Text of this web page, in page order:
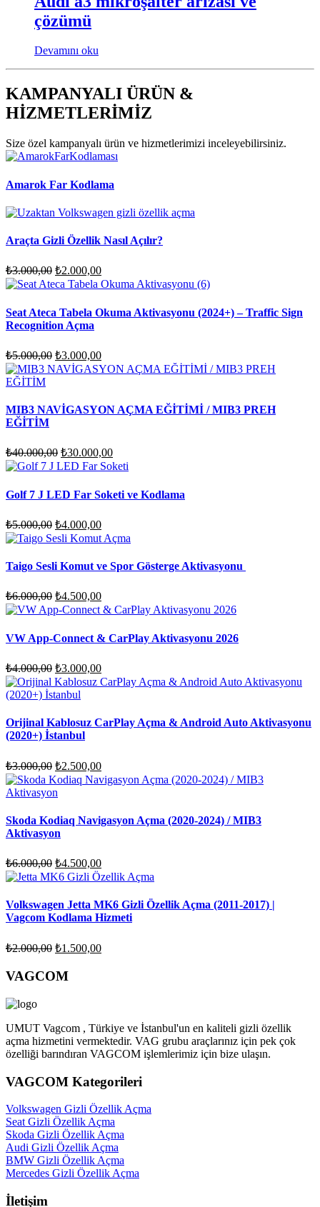
çözümü
Devamını oku
KAMPANYALI ÜRÜN &
HİZMETLERİMİZ
Size özel kampanyalı ürün ve hizmetlerimizi inceleyebilirsiniz.
Amarok Far Kodlama
Araçta Gizli Özellik Nasıl Açılır?
₺3.000,00 Orijinal
fiyat:
₺2.000,00Şu
andaki
fiyat:
₺2.000,00.
Seat Ateca Tabela Okuma Aktivasyonu (2024+) – Traffic Sign
Recognition Açma
₺5.000,00 Orijinal
fiyat:
₺3.000,00Şu
andaki
fiyat:
MIB3 NAVİGASYON AÇMA EĞİTİMİ / MIB3 PREH
EĞİTİM
₺40.000,00 Orijinal
fiyat:
₺30.000,00Şu
andaki
fiyat:
₺30.000,00.
Golf 7 J LED Far Soketi ve Kodlama
₺5.000,00 Orijinal
fiyat:
₺4.000,00Şu
andaki
fiyat:
₺4.000,00.
Taigo Sesli Komut ve Spor Gösterge Aktivasyonu
₺6.000,00 Orijinal
fiyat:
₺4.500,00Şu
andaki
fiyat:
₺4.500,00.
VW App-Connect & CarPlay Aktivasyonu 2026
₺4.000,00 Orijinal
fiyat:
₺4.000,00.
₺3.000,00Şu
andaki
fiyat:
Orijinal Kablosuz CarPlay Açma & Android Auto Aktivasyonu
(2020+) İstanbul
₺3.000,00 Orijinal
fiyat:
₺3.000,00.
₺2.500,00Şu
andaki
fiyat:
Skoda Kodiaq Navigasyon Açma (2020-2024) / MIB3
Aktivasyon
₺6.000,00 Orijinal
fiyat:
₺4.500,00Şu
andaki
fiyat:
₺4.500,00.
Volkswagen Jetta MK6 Gizli Özellik Açma (2011-2017) |
Vagcom Kodlama Hizmeti
₺2.000,00 Orijinal
₺2.000,00.
₺1.500,00Şu
VAGCOM
UMUT Vagcom , Türkiye ve İstanbul'un en kaliteli gizli özellik
açma hizmetini vermektedir. VAG grubu araçlarınız için pek çok
özelliği barındıran VAGCOM işlemlerimiz için bize ulaşın.
VAGCOM Kategorileri
Volkswagen Gizli Özellik Açma
Seat Gizli Özellik Açma
Skoda Gizli Özellik Açma
Audi Gizli Özellik Açma
BMW Gizli Özellik Açma
Mercedes Gizli Özellik Açma
İletişim